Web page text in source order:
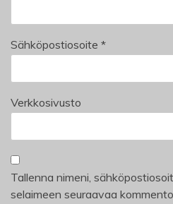
Sähköpostiosoite *
Verkkosivusto
Tallenna nimeni,
selaimeen seuraavaa